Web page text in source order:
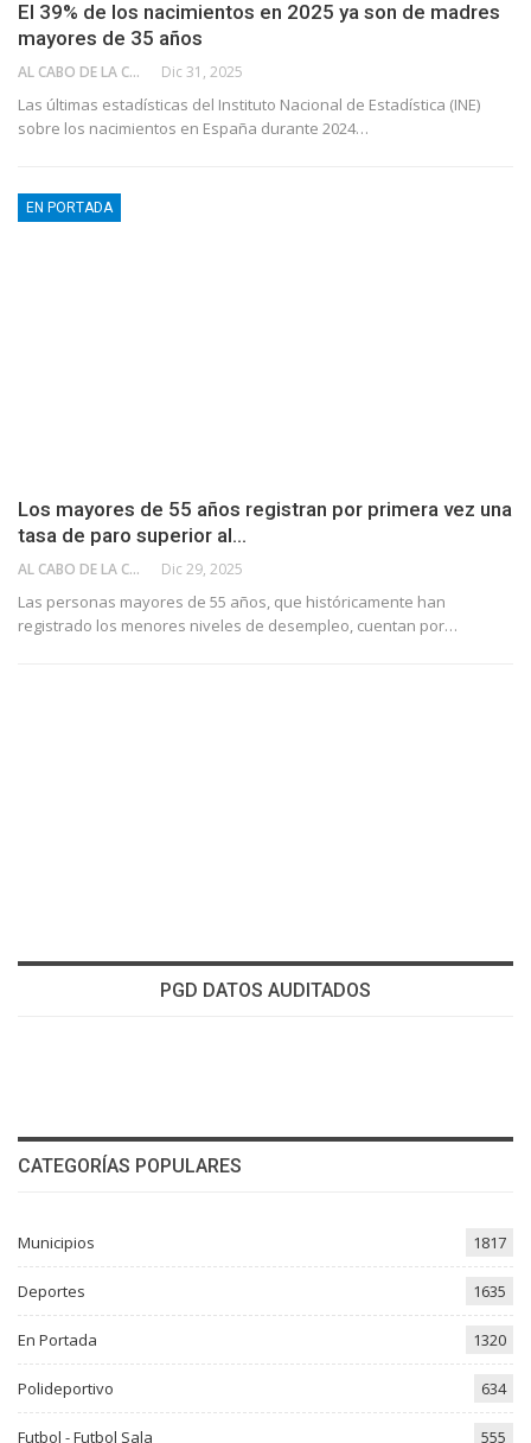
El 39% de los nacimientos en 2025 ya son de madres
mayores de 35 años
AL CABO DE LA CALLE Dic 31, 2025
Las últimas estadísticas del Instituto Nacional de Estadística (INE)
sobre los nacimientos en España durante 2024…
EN PORTADA
Los mayores de 55 años registran por primera vez una
tasa de paro superior al…
AL CABO DE LA CALLE Dic 29, 2025
Las personas mayores de 55 años, que históricamente han
registrado los menores niveles de desempleo, cuentan por…
PGD DATOS AUDITADOS
CATEGORÍAS POPULARES
Municipios 1817
Deportes 1635
En Portada 1320
Polideportivo 634
Futbol - Futbol Sala 555